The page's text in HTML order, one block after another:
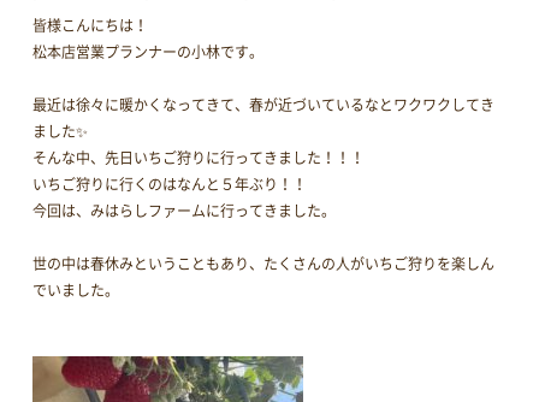
皆様こんにちは！
松本店営業プランナーの小林です。
最近は徐々に暖かくなってきて、春が近づいているなとワクワクしてき
ました✨
そんな中、先日いちご狩りに行ってきました！！！
いちご狩りに行くのはなんと５年ぶり！！
今回は、みはらしファームに行ってきました。
世の中は春休みということもあり、たくさんの人がいちご狩りを楽しん
でいました。